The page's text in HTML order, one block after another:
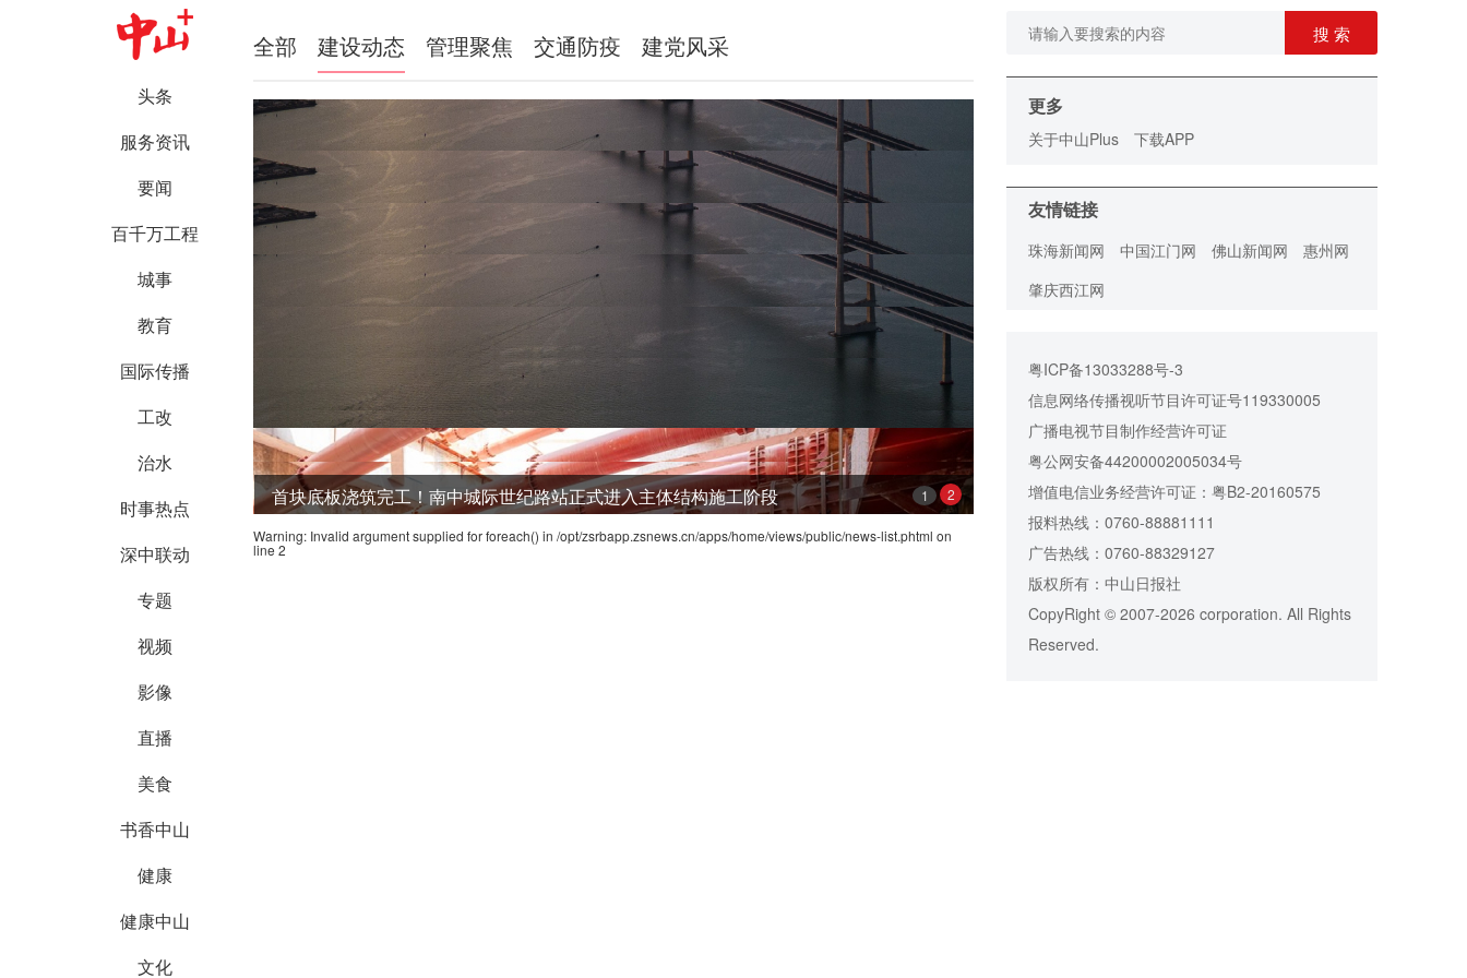
头条
服务资讯
要闻
百千万工程
城事
教育
国际传播
工改
治水
时事热点
深中联动
专题
视频
影像
直播
美食
书香中山
健康
健康中山
文化
全部 建设动态 管理聚焦 交通防疫 建党风采
首块底板浇筑完工！南中城际世纪路站正式进入主体结构施工阶段 1 2
Warning: Invalid argument supplied for foreach() in /opt/zsrbapp.zsnews.cn/apps/home/views/public/news-list.phtml on
line 2
搜 索
更多
关于中山Plus 下载APP
友情链接
珠海新闻网 中国江门网 佛山新闻网
惠州网
肇庆西江网
粤ICP备13033288号-3
信息网络传播视听节目许可证号119330005
广播电视节目制作经营许可证
粤公网安备44200002005034号
增值电信业务经营许可证：粤B2-20160575
报料热线：0760-88881111
广告热线：0760-88329127
版权所有：中山日报社
CopyRight © 2007-2026 corporation. All Rights
Reserved.